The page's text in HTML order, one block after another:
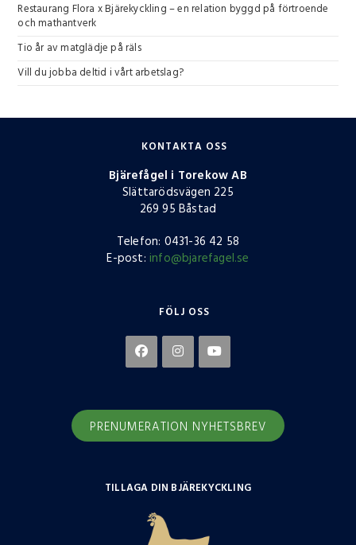
Restaurang Flora x Bjärekyckling – en relation byggd på förtroende
och mathantverk
Tio år av matglädje på räls
Vill du jobba deltid i vårt arbetslag?
KONTAKTA OSS
Bjärefågel i Torekow AB
Slättarödsvägen 225
269 95 Båstad
Telefon: 0431-36 42 58
E-post: info@bjarefagel.se
FÖLJ OSS
PRENUMERATION NYHETSBREV
TILLAGA DIN BJÄREKYCKLING